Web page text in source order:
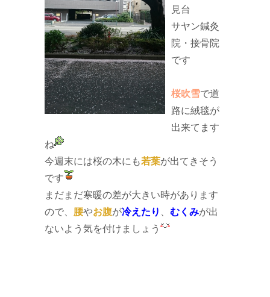
見台
サヤン鍼灸
院・接骨院
です
桜吹雪で道
路に絨毯が
出来てます
ね
今週末には桜の木にも若葉が出てきそう
です
まだまだ寒暖の差が大きい時があります
ので、 腰やお腹が冷えたり むくみが出
ないよう気を付けましょう